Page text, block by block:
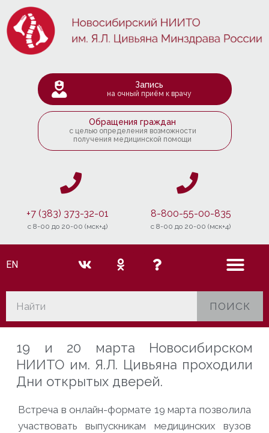
Запись
на очный приём к врачу
Обращения граждан
с целью определения возможности
получения медицинской помощи
+7 (383) 373-32-01
c 8-00 до 20-00 (мск+4)
8-800-55-00-835
c 8-00 до 20-00 (мск+4)
EN
ПОИСК
19 и 20 марта Новосибирском
НИИТО им. Я.Л. Цивьяна проходили
Дни открытых дверей.
Встреча в онлайн-формате 19 марта позволила
участвовать выпускникам медицинских вузов